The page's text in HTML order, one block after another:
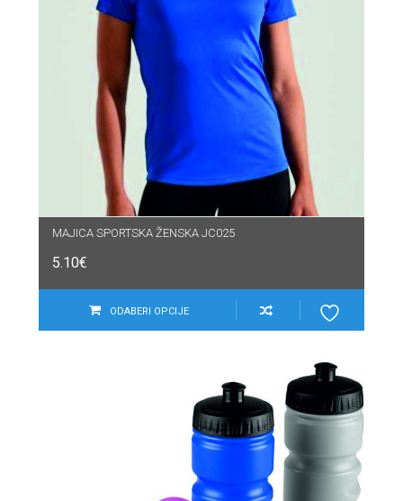
MAJICA SPORTSKA ŽENSKA JC025
5.10€
ODABERI OPCIJE